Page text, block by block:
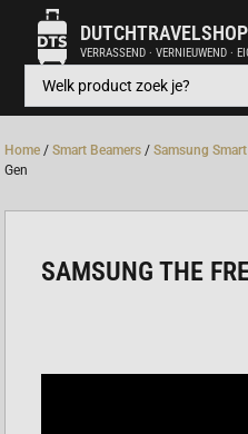
VERRASSEND · VERNIEUWEND ·
Home /Smart Beamers /Samsung
Gen
SAMSUNG THE